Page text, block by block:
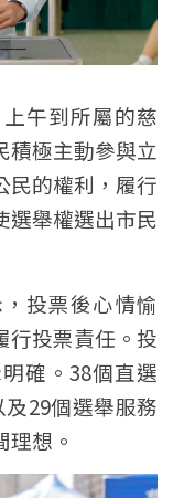
午到所屬的慈
積極主動參與立
民的權利，履行
選舉權選出市民
投票後心情愉
行投票責任。投
確。38個直選
29個選舉服務
想。